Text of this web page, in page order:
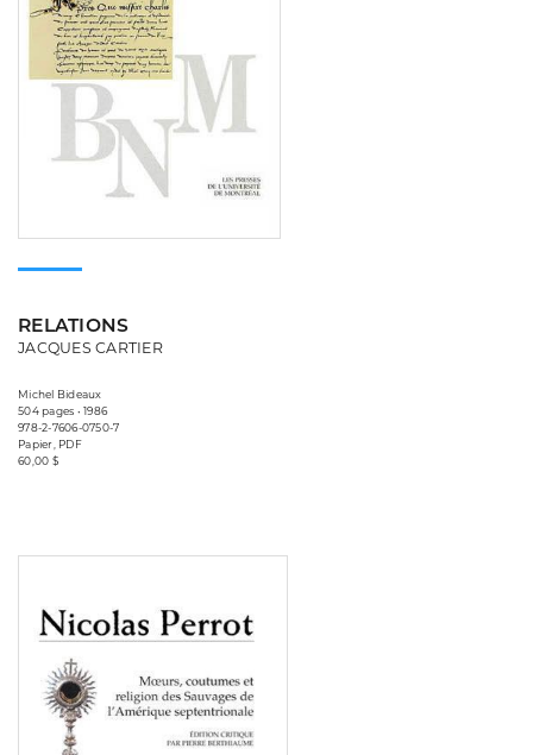
RELATIONS
JACQUES CARTIER
Michel Bideaux
504 pages • 1986
978-2-7606-0750-7
Papier, PDF
60,00 $